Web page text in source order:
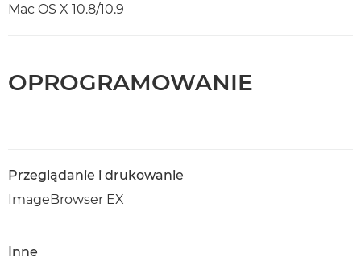
Mac OS X 10.8/10.9
OPROGRAMOWANIE
Przeglądanie i drukowanie
ImageBrowser EX
Inne